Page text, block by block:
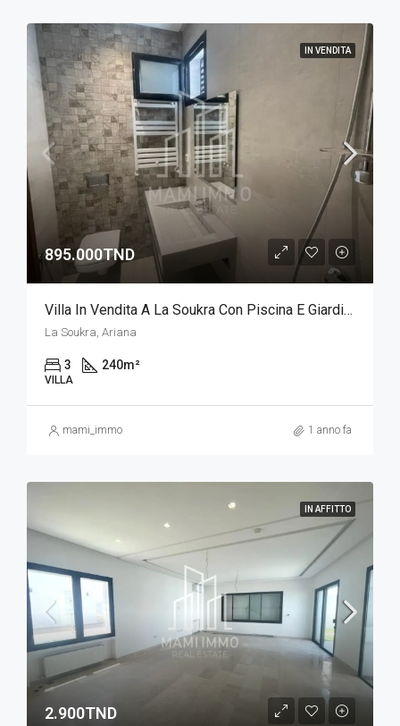
IN VENDITA
895.000TND
Villa In Vendita A La Soukra Con Piscina E Giardino
La Soukra, Ariana
3 240m²
VILLA
mami_immo 1 anno fa
IN AFFITTO
2.900TND